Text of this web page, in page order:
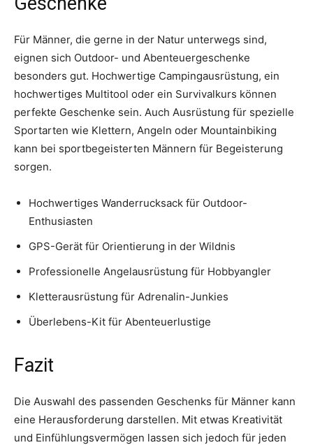
Für Männer, die gerne in der Natur unterwegs sind,
eignen sich Outdoor- und Abenteuergeschenke
besonders gut. Hochwertige Campingausrüstung, ein
hochwertiges Multitool oder ein Survivalkurs können
perfekte Geschenke sein. Auch Ausrüstung für spezielle
Sportarten wie Klettern, Angeln oder Mountainbiking
kann bei sportbegeisterten Männern für Begeisterung
sorgen.
Hochwertiges Wanderrucksack für Outdoor-
Enthusiasten
GPS-Gerät für Orientierung in der Wildnis
Professionelle Angelausrüstung für Hobbyangler
Kletterausrüstung für Adrenalin-Junkies
Überlebens-Kit für Abenteuerlustige
Fazit
Die Auswahl des passenden Geschenks für Männer kann
eine Herausforderung darstellen. Mit etwas Kreativität
und Einfühlungsvermögen lassen sich jedoch für jeden